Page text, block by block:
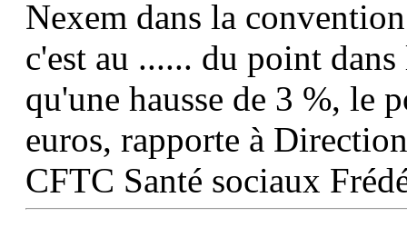
Nexem dans la
c'est au ...... du point
qu'une hausse de 3 %, le
euros, rapporte à
CFTC Santé sociaux